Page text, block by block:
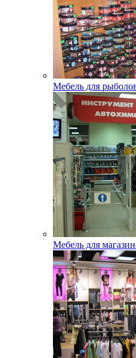
Мебель для
Мебель для